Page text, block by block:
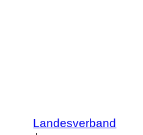
Landesverband